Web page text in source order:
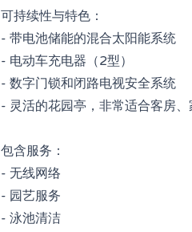
可持续性与特色：
- 带电池储能的混合太阳能系统
- 电动车充电器（2型）
- 数字门锁和闭路电视安全系统
- 灵活的花园亭，非常适合客房
包含服务：
- 无线网络
- 园艺服务
- 泳池清洁